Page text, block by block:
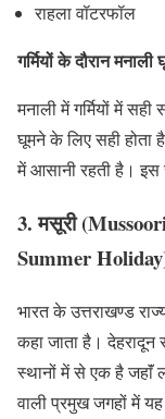
राहला वॉटरफॉल
गर्मियों के दौरानमनाली
मनाली में गर्मियों में
घूमने के लिए सही
में आसानी रहती है। इस
3. मसूरी
Summer
भारत के उत्तराखण्ड
कहा जाता है। देहरादून
स्थानों में से एक है जहाॅं
वाली प्रमुख जगहों में